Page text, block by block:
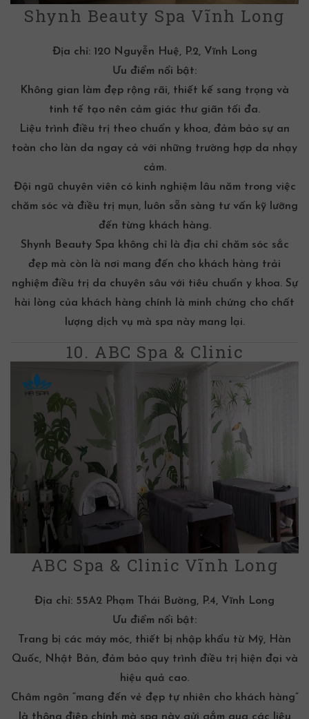
Shynh Beauty Spa Vĩnh Long
Địa chỉ:120 Nguyễn Huệ, P.2, Vĩnh Long
Ưu điểm nổi bật:
Không gian làm đẹp rộng rãi, thiết kế sang trọng và
tinh tế tạo nên cảm giác thư giãn tối đa.
Liệu trình điều trị theo chuẩn y khoa, đảm bảo sự an
toàn cho làn da ngay cả với những trường hợp da nhạy
cảm.
Đội ngũ chuyên viên có kinh nghiệm lâu năm trong việc
chăm sóc và điều trị mụn, luôn sẵn sàng tư vấn kỹ lưỡng
đến từng khách hàng.
Shynh Beauty Spa không chỉ là địa chỉ chăm sóc sắc
đẹp mà còn là nơi mang đến cho khách hàng trải
nghiệm điều trị da chuyên sâu với tiêu chuẩn y khoa. Sự
hài lòng của khách hàng chính là minh chứng cho chất
lượng dịch vụ mà spa này mang lại.
10. ABC Spa & Clinic
ABC Spa & Clinic Vĩnh Long
Địa chỉ: 55A2 Phạm Thái Bường, P.4, Vĩnh Long
Ưu điểm nổi bật:
Trang bị các máy móc, thiết bị nhập khẩu từ Mỹ, Hàn
Quốc, Nhật Bản, đảm bảo quy trình điều trị hiện đại và
hiệu quả cao.
Châm ngôn “mang đến vẻ đẹp tự nhiên cho khách hàng”